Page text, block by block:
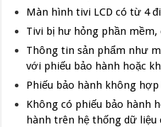
Màn hình tivi LCD có từ 4
Tivi bị hư hỏng phần
Thông tin sản phẩm như
với phiếu bảo hành hoặc
Phiếu bảo hành không hợp
Không có phiếu bảo hành
hành trên hệ thống dữ liệu